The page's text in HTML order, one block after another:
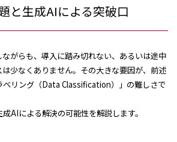
と生成AIによる突破口
がらも、導入に踏み切れない、あるいは途中
少なくありません。その大きな要因が、前述
ベリング（Data Classification）」の難しさで
AIによる解決の可能性を解説します。